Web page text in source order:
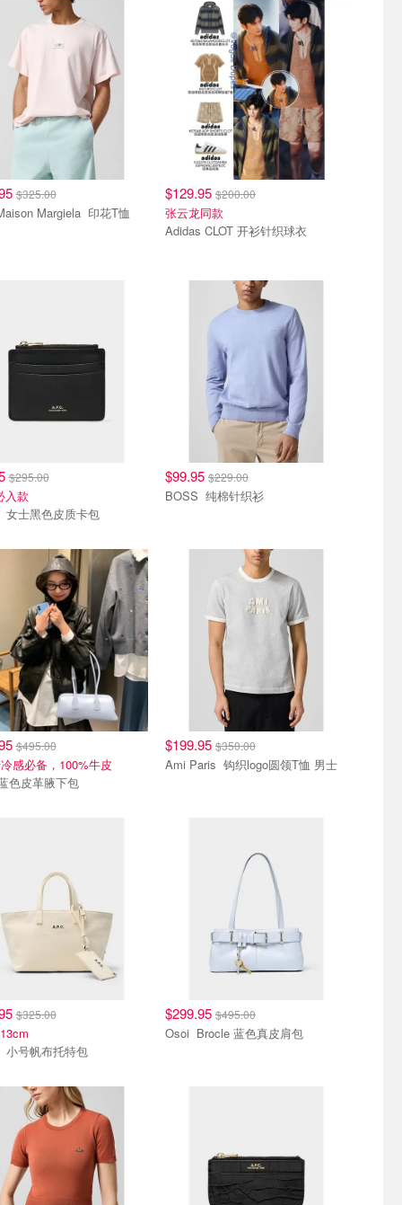
$325.00
MM6 Maison Margiela 印花T恤
$129.95 $200.00
张云龙同款
Adidas CLOT 开衫针织球衣
$295.00
入款
A.P.C. 女士黑色皮质卡包
$99.95 $229.00
BOSS 纯棉针织衫
$495.00
感必备，100%牛皮
蓝色皮革腋下包
$199.95 $350.00
Ami Paris 钩织logo圆领T恤 男士
$325.00
A.P.C. 小号帆布托特包
$299.95 $495.00
Osoi Brocle 蓝色真皮肩包